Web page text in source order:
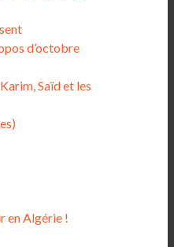
d’octobre
Saïd et les
en Algérie !